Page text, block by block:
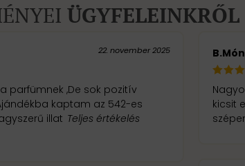
ÜGYFELEINKRŐL
22. november 2025
parfümnek ,De sok pozitív
kaptam az 542-es
illat Teljes értékelés
kicsit